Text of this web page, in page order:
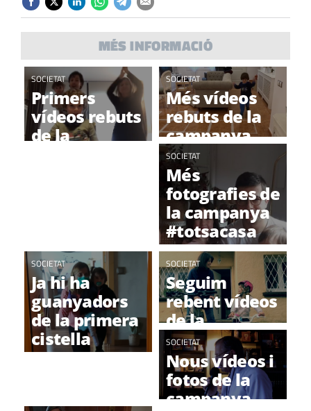
MÉS INFORMACIÓ
SOCIETAT
Primers
vídeos rebuts
de la
SOCIETAT
Més vídeos
rebuts de la
campanya
#totsacasa
SOCIETAT
Més
fotografies de
la campanya
#totsacasa
SOCIETAT
Ja hi ha
guanyadors
de la primera
cistella
#totsacasa!
SOCIETAT
Seguim
rebent vídeos
de la
campanya
#totsacasa !
SOCIETAT
Nous vídeos i
fotos de la
campanya